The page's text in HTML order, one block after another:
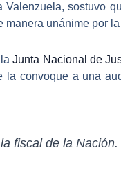
Valenzuela, sostuvo
unánime por
laJunta Nacional de
convoque a una
fiscal de la Nación.